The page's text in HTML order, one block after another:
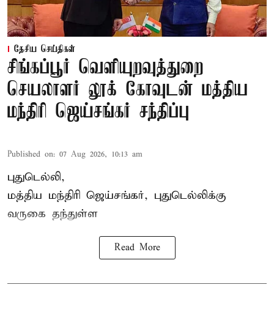
தேசிய செய்திகள்
சிங்கப்பூர் வெளியுறவுத்துறை
செயலாளர் லூக் கோவுடன் மத்திய
மந்திரி ஜெய்சங்கர் சந்திப்பு
Published on: 07 Aug 2026, 10:13 am
புதுடெல்லி,
மத்திய மந்திரி ஜெய்சங்கர், புதுடெல்லிக்கு
வருகை தந்துள்ள
Read More